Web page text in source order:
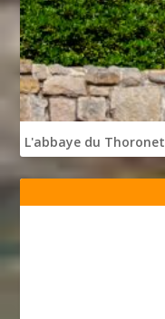
L'abbaye du Thoronet